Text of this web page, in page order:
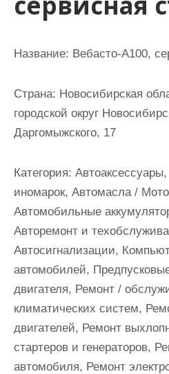
Название: Вебасто-А100,
Страна: Новосибирская
городской округ
Даргомыжского, 17
Категория:
иномарок, Автомасла /
Автомобильные
Авторемонт и
Автосигнализации,
автомобилей,
двигателя, Ремонт /
климатических систем,
двигателей, Ремонт
стартеров и генераторов,
автомобиля, Ремонт